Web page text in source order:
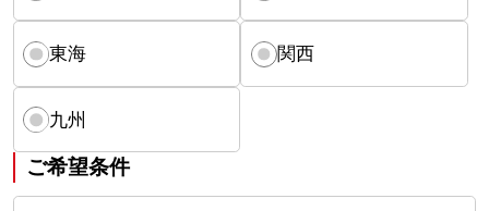
東海 関西
九州
ご希望条件